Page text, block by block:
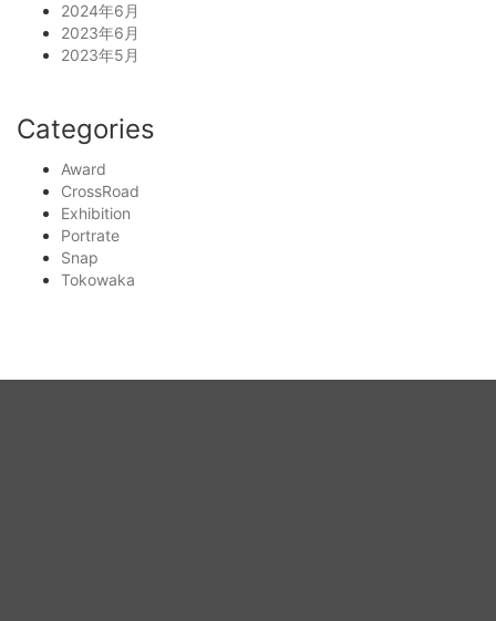
2024年6月
2023年6月
2023年5月
Categories
Award
CrossRoad
Exhibition
Portrate
Snap
Tokowaka